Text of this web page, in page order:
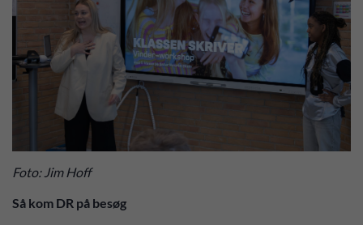
Foto: Jim Hoff
Så kom DR på besøg